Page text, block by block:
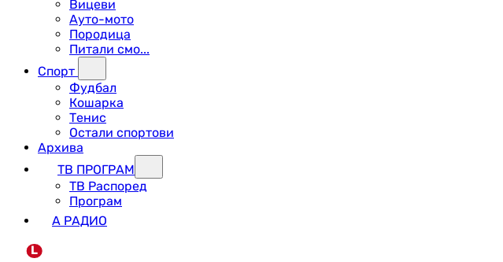
Вицеви
Ауто-мото
Породица
Питали смо...
Спорт
Фудбал
Кошарка
Тенис
Остали спортови
Архива
ТВ ПРОГРАМ
ТВ Распоред
Програм
А РАДИО
L